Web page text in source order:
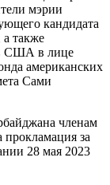
мэрии
кандидата
а также
в США в лице
американских
Сами
членам
прокламация за
28 мая 2023